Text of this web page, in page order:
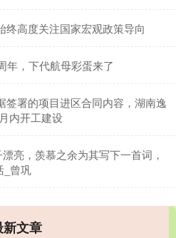
终高度关注国家宏观政策导向
年，下代航母彩蛋来了
签署的项目进区合同内容，湖南逸
内开工建设
亮，羡慕之余为其写下一首词，
_曾巩
新文章